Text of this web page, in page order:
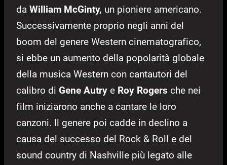
da William McGinty, un pioniere americano.
Successivamente proprio negli anni del
boom del genere Western cinematografico,
si ebbe un aumento della popolarità globale
della musica Western con cantautori del
calibro di Gene Autry e Roy Rogers che nei
film iniziarono anche a cantare le loro
canzoni. Il genere poi cadde in declino a
causa del successo del Rock & Roll e del
sound country di Nashville più legato alle